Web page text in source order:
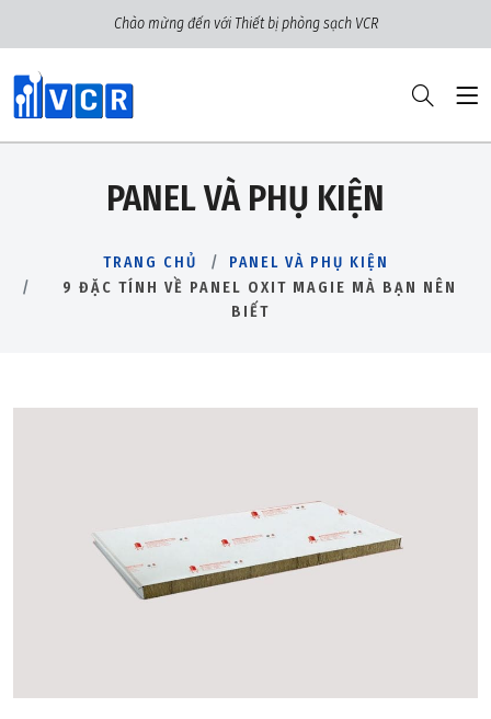
Chào mừng đến với Thiết bị phòng sạch VCR
PANEL VÀ PHỤ KIỆN
TRANG CHỦ
PANEL VÀ PHỤ KIỆN
9 ĐẶC TÍNH VỀ PANEL OXIT MAGIE MÀ BẠN NÊN
BIẾT